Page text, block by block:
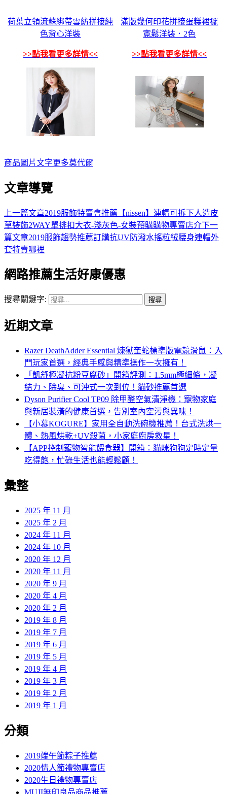
荷葉立領流蘇綁帶雪紡拼接純
色背心洋裝
>>點我看更多詳情<<
滿版幾何印花拼接蛋糕裙襬
寬鬆洋裝．2色
>>點我看更多詳情<<
商品 圖片文字更多莫代爾
文章導覽
上一篇文章2019服飾特賣會推薦【nissen】連帽可拆下人造皮
草裝飾2WAY單排扣大衣-淺灰色-女裝預購購物專賣店介下一
篇文章2019服飾趨勢推薦訂購抗UV防潑水搖粒絨腰身連帽外
套特賣哪裡
網路推薦生活好康優惠
搜尋關鍵字:
近期文章
Razer DeathAdder Essential 煉獄奎蛇標準版電競滑鼠：入
門玩家首選，經典手感與精準操作一次擁有！
「凱舒極凝抗粉豆腐砂」開箱評測：1.5mm極細條，凝
結力、除臭、可沖式一次到位！貓砂推薦首選
Dyson Purifier Cool TP09 除甲醛空氣清淨機：寵物家庭
與新居裝潢的健康首選，告別室內空污與異味！
【小慕KOGURE】家用全自動洗碗機推薦！台式洗烘一
體、熱風烘乾+UV殺菌，小家庭廚房救星！
【APP控制寵物智能餵食器】開箱：貓咪狗狗定時定量
吃得飽，忙碌生活也能輕鬆顧！
彙整
2025 年 11 月
2025 年 2 月
2024 年 11 月
2024 年 10 月
2020 年 12 月
2020 年 11 月
2020 年 9 月
2020 年 4 月
2020 年 2 月
2019 年 8 月
2019 年 7 月
2019 年 6 月
2019 年 5 月
2019 年 4 月
2019 年 3 月
2019 年 2 月
2019 年 1 月
分類
2019端午節粽子推薦
2020情人節禮物專賣店
2020生日禮物專賣店
MUJI無印良品商品推薦